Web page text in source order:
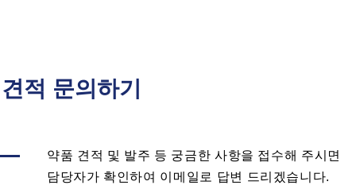
적 문의하기
약품 견적 및 발주 등 궁금한 사항을 접수해 주시면
담당자가 확인하여 이메일로 답변 드리겠습니다.